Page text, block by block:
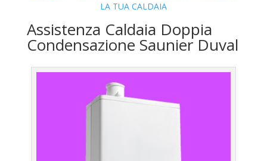
LA TUA CALDAIA
Assistenza Caldaia Doppia
Condensazione Saunier Duval